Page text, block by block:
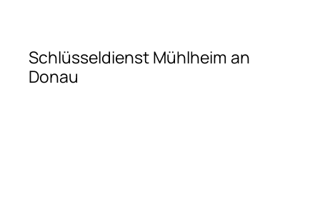
Schlüsseldienst Mühlheim an
Donau